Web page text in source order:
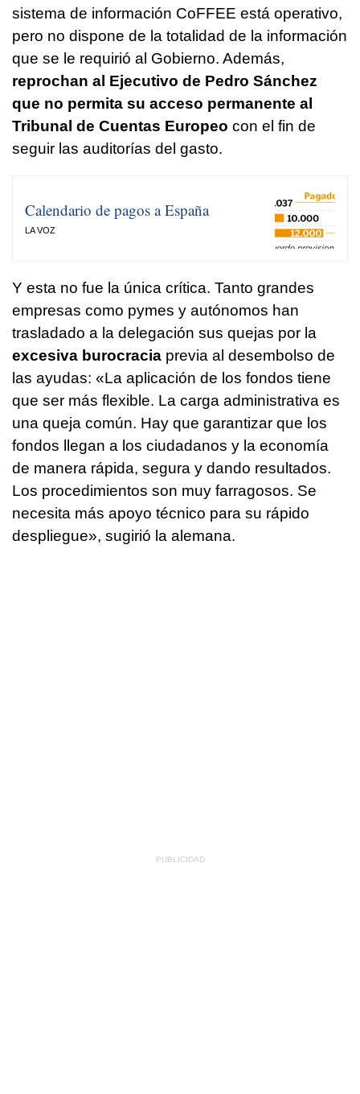
sistema de información CoFFEE está operativo,
pero no dispone de la totalidad de la información
que se le requirió al Gobierno. Además,
reprochan al Ejecutivo de Pedro Sánchez
que no permita su acceso permanente al
Tribunal de Cuentas Europeo con el fin de
seguir las auditorías del gasto.
Calendario de pagos a España
LA VOZ
Y esta no fue la única crítica. Tanto grandes
empresas como pymes y autónomos han
trasladado a la delegación sus quejas por la
excesiva burocracia previa al desembolso de
las ayudas: «La aplicación de los fondos tiene
que ser más flexible. La carga administrativa es
una queja común. Hay que garantizar que los
fondos llegan a los ciudadanos y la economía
de manera rápida, segura y dando resultados.
Los procedimientos son muy farragosos. Se
necesita más apoyo técnico para su rápido
despliegue», sugirió la alemana.